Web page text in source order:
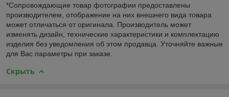
*Сопровождающие товар фотографии предоставлены
производителем, отображение на них внешнего вида товара
может отличаться от оригинала. Производитель может
изменять дизайн, технические характеристики и комплектацию
изделия без уведомления об этом продавца. Уточняйте важные
для Вас параметры при заказе.
Скрыть